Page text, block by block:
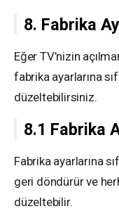
8. Fabrika
Eğer TV’nizin
fabrika ayarlarına
düzeltebilirsiniz.
8.1 Fabrika
Fabrika ayarlarına
geri döndürür ve
düzeltebilir.